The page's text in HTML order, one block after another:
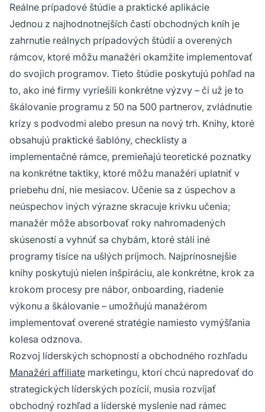
Reálne prípadové štúdie a praktické aplikácie
Jednou z najhodnotnejších častí obchodných kníh je
zahrnutie reálnych prípadových štúdií a overených
rámcov, ktoré môžu manažéri okamžite implementovať
do svojich programov. Tieto štúdie poskytujú pohľad na
to, ako iné firmy vyriešili konkrétne výzvy – či už je to
škálovanie programu z 50 na 500 partnerov, zvládnutie
krízy s podvodmi alebo presun na nový trh. Knihy, ktoré
obsahujú praktické šablóny, checklisty a
implementačné rámce, premieňajú teoretické poznatky
na konkrétne taktiky, ktoré môžu manažéri uplatniť v
priebehu dní, nie mesiacov. Učenie sa z úspechov a
neúspechov iných výrazne skracuje krivku učenia;
manažér môže absorbovať roky nahromadených
skúseností a vyhnúť sa chybám, ktoré stáli iné
programy tisíce na ušlých príjmoch. Najprínosnejšie
knihy poskytujú nielen inšpiráciu, ale konkrétne, krok za
krokom procesy pre nábor, onboarding, riadenie
výkonu a škálovanie – umožňujú manažérom
implementovať overené stratégie namiesto vymýšľania
kolesa odznova.
Rozvoj líderských schopností a obchodného rozhľadu
Manažéri affiliate marketingu, ktorí chcú napredovať do
strategických líderských pozícií, musia rozvíjať
obchodný rozhľad a líderské myslenie nad rámec